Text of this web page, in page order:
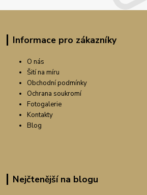
Informace pro zákazníky
O nás
Šití na míru
Obchodní podmínky
Ochrana soukromí
Fotogalerie
Kontakty
Blog
Nejčtenější na blogu